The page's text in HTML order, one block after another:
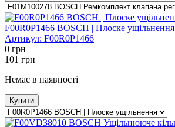
F00R0P1466 BOSCH | Плоске ущільнення
Артикул: F00R0P1466
0 грн
101 грн
Немає в наявності
Купити